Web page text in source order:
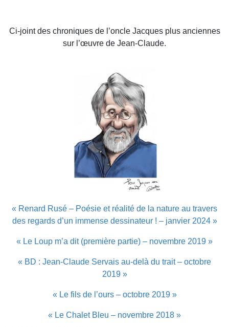
Ci-joint des chroniques de l’oncle Jacques plus anciennes
sur l’œuvre de Jean-Claude.
« Renard Rusé – Poésie et réalité de la nature au travers
des regards d’un immense dessinateur ! – janvier 2024 »
« Le Loup m’a dit (première partie) – novembre 2019 »
« BD : Jean-Claude Servais au-delà du trait – octobre
2019 »
« Le fils de l’ours – octobre 2019 »
« Le Chalet Bleu – novembre 2018 »